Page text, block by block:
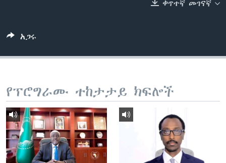
ቋንቋዎች
ቀጥተኛ መገናኛ
አጋሩ
የፕሮግራሙ ተከታታይ ክፍሎች